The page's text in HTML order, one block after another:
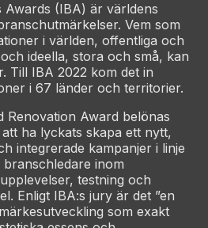
Awards (IBA) är världens
Vem som
i världen, offentliga och
ideella, stora och små, kan
Till IBA 2022 kom det in
i 67 länder och territorier.
Renovation Award belönas
ha lyckats skapa ett nytt,
integrerade kampanjer i linje
inom
testning och
Enligt IBA:s jury är det ”en
som exakt